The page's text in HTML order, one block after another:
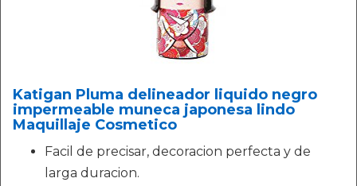
Katigan Pluma delineador liquido negro
impermeable muneca japonesa lindo
Maquillaje Cosmetico
Facil de precisar, decoracion perfecta y de
larga duracion.